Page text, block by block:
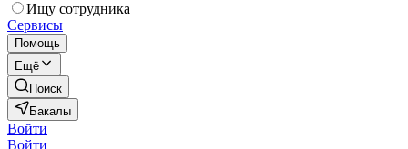
Ищу сотрудника
Сервисы
Помощь
Ещё
Поиск
Бакалы
Войти
Войти